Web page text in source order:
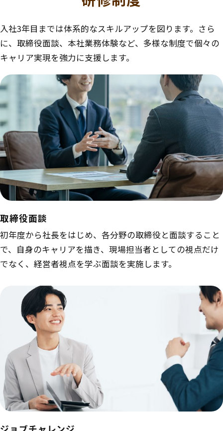
入社3年目までは体系的なスキルアップを図ります。さら
に、取締役面談、本社業務体験など、多様な制度で個々の
キャリア実現を強力に支援します。
取締役面談
初年度から社長をはじめ、各分野の取締役と面談すること
で、自身のキャリアを描き、現場担当者としての視点だけ
でなく、経営者視点を学ぶ面談を実施します。